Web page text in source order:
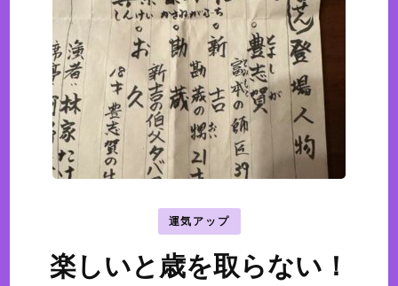
運気アップ
楽しいと歳を取らない！